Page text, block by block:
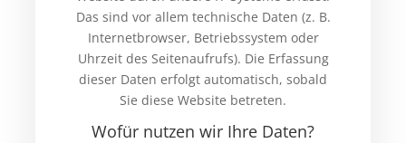
Das sind vor allem technische Daten (z. B.
Internetbrowser, Betriebssystem oder
Uhrzeit des Seitenaufrufs). Die Erfassung
dieser Daten erfolgt automatisch, sobald
Sie diese Website betreten.
Wofür nutzen wir Ihre Daten?